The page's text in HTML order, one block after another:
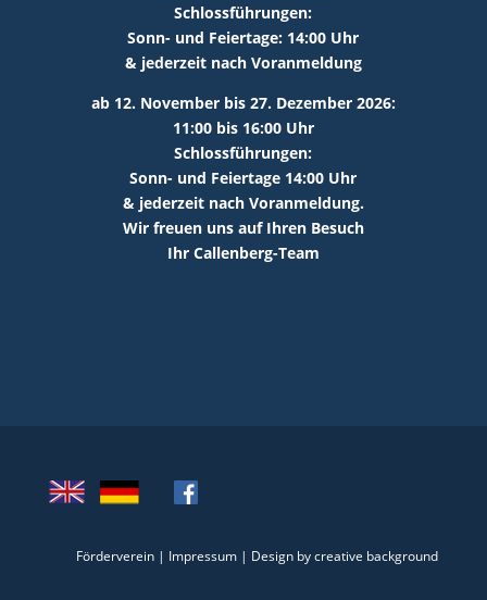
Schlossführungen:
Sonn- und Feiertage: 14:00 Uhr
& jederzeit nach Voranmeldung
ab 12. November bis 27. Dezember 2026:
11:00 bis 16:00 Uhr
Schlossführungen:
Sonn- und Feiertage 14:00 Uhr
& jederzeit nach Voranmeldung.
Wir freuen uns auf Ihren Besuch
Ihr Callenberg-Team
Förderverein | Impressum | Design by creative background